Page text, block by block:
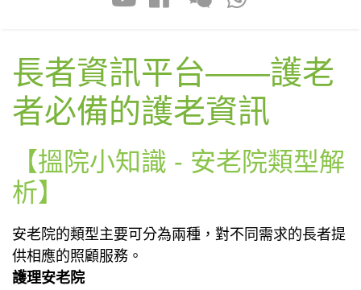
長者資訊平台——護老
者必備的護老資訊
【搵院小知識 - 安老院類型解
析】
安老院的類型主要可分為兩種，對不同需求的長者提
供相應的照顧服務。
護理安老院